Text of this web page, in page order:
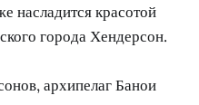
насладится красотой
города Хендерсон.
архипелаг Банои